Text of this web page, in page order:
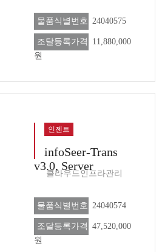
물품식별번호 24040575
조달등록가격
11,880,000
원
인젠트
infoSeer-Trans
v3.0, Server
클라우드인프라관리
물품식별번호 24040574
조달등록가격 47,520,000
원